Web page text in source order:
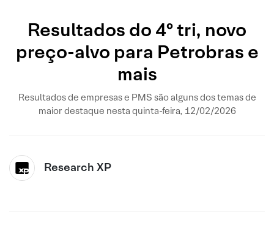
Resultados do 4º tri, novo
preço-alvo para Petrobras e
mais
Resultados de empresas e PMS são alguns dos temas de
maior destaque nesta quinta-feira, 12/02/2026
Research XP